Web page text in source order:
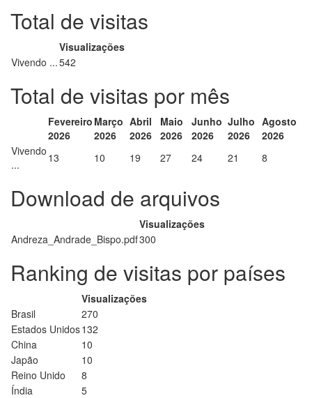
Total de visitas
Visualizações
Vivendo ...542
Total de visitas por mês
Fevereiro
2026
Março
2026
Abril
2026
Maio
2026
Junho
2026
Julho
2026
Agosto
2026
Vivendo
...
13 10 19 27 24 21 8
Download de arquivos
Visualizações
Andreza_Andrade_Bispo.pdf300
Ranking de visitas por países
Visualizações
Brasil
270
Estados Unidos132
China
10
Japão
10
Reino Unido
8
Índia
5